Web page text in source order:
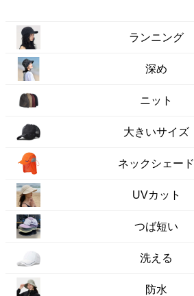
ランニング
深め
ニット
大きいサイズ
ネックシェード
UVカット
つば短い
洗える
防水